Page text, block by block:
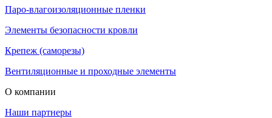
Паро-влагоизоляционные пленки
Элементы безопасности кровли
Крепеж (саморезы)
Вентиляционные и проходные элементы
О компании
Наши партнеры